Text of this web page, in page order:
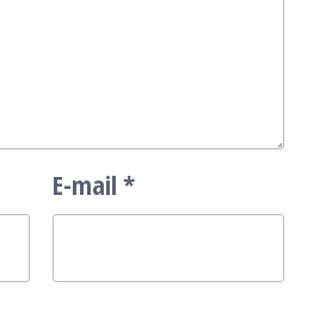
E-mail *